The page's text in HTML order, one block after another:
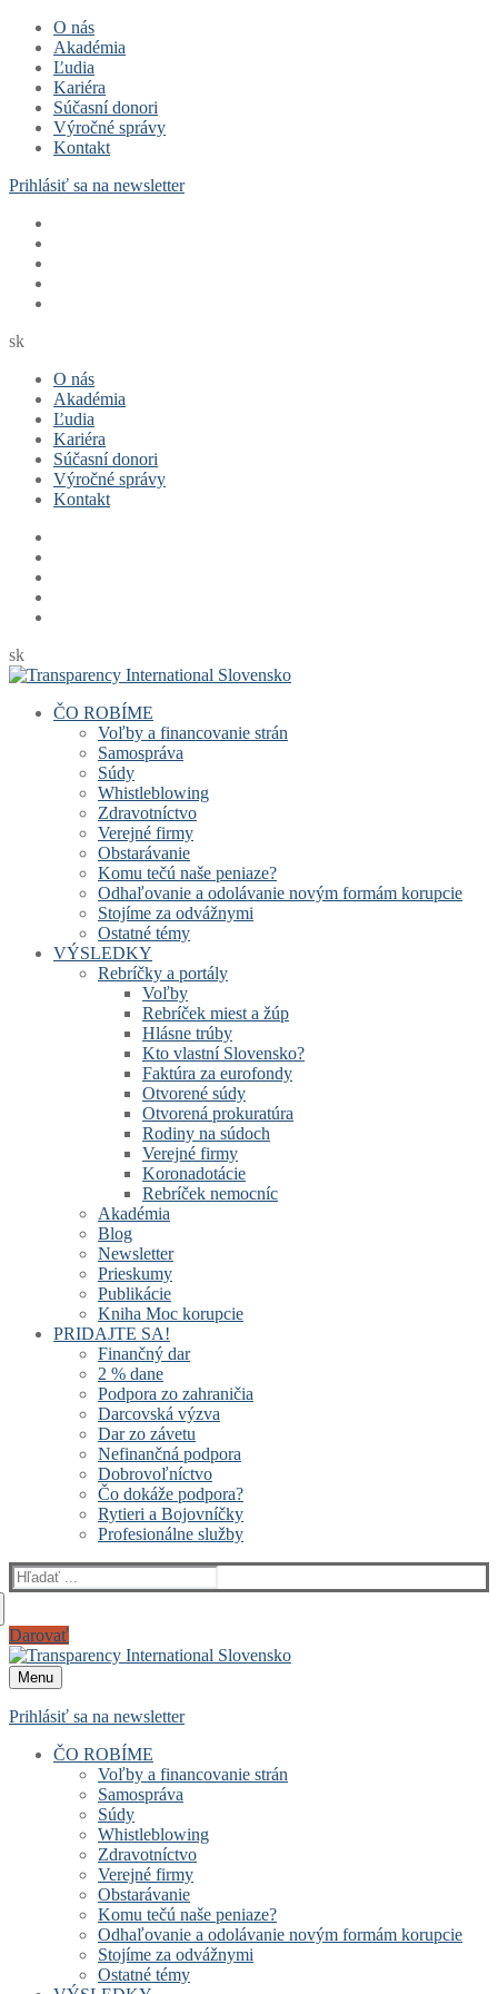
Preskočiť
obsah
Menu
ZavrieťO nás
Akadémia
Ľudia
Kariéra
Súčasní donori
Výročné správy
Kontakt
Prihlásiť sa na newsletter
sk
O nás
Akadémia
Ľudia
Kariéra
Súčasní donori
Výročné správy
Kontakt
sk
ČO ROBÍME
Voľby a financovanie strán
Samospráva
Súdy
Whistleblowing
Zdravotníctvo
Verejné firmy
Obstarávanie
Komu tečú naše peniaze?
Odhaľovanie a odolávanie novým formám korupcie
Stojíme za odvážnymi
Ostatné témy
VÝSLEDKY
Rebríčky a portály
Voľby
Rebríček miest a žúp
Hlásne trúby
Kto vlastní Slovensko?
Faktúra za eurofondy
Otvorené súdy
Otvorená prokuratúra
Rodiny na súdoch
Verejné firmy
Koronadotácie
Rebríček nemocníc
Akadémia
Blog
Newsletter
Prieskumy
Publikácie
Kniha Moc korupcie
PRIDAJTE SA!
Finančný dar
2 % dane
Podpora zo zahraničia
Darcovská výzva
Dar zo závetu
Nefinančná podpora
Dobrovoľníctvo
Čo dokáže podpora?
Rytieri a Bojovníčky
Profesionálne služby
Hľadať:
Darovať
Menu
Prihlásiť sa na newsletter
ČO ROBÍME
Voľby a financovanie strán
Samospráva
Súdy
Whistleblowing
Zdravotníctvo
Verejné firmy
Obstarávanie
Komu tečú naše peniaze?
Odhaľovanie a odolávanie novým formám korupcie
Stojíme za odvážnymi
Ostatné témy